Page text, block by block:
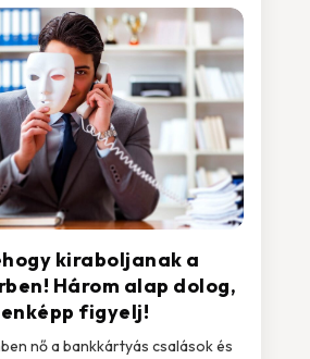
kiraboljanak a
Három alap dolog,
figyelj!
nő a bankkártyás csalások és